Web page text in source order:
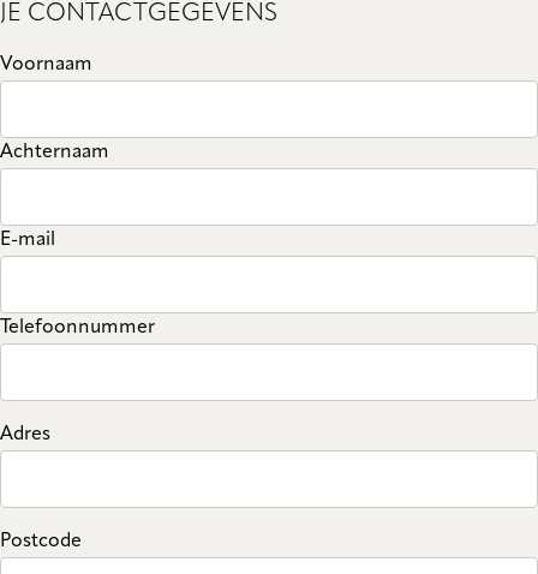
JE CONTACTGEGEVENS
Voornaam
Achternaam
E-mail
Telefoonnummer
Adres
Postcode